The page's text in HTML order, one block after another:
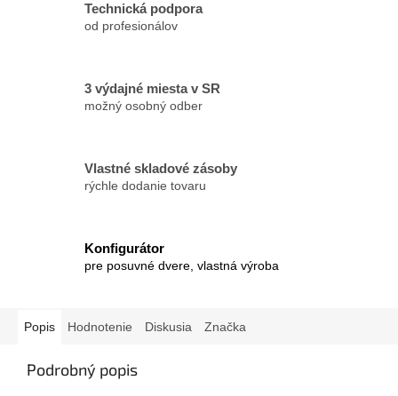
Technická podpora
od profesionálov
3 výdajné miesta v SR
možný osobný odber
Vlastné skladové zásoby
rýchle dodanie tovaru
Konfigurátor
pre posuvné dvere, vlastná výroba
Popis Hodnotenie Diskusia Značka
Podrobný popis